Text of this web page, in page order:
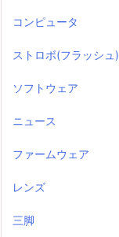
コンピュータ
ストロボ(フラッシュ)
ソフトウェア
ニュース
ファームウェア
レンズ
三脚